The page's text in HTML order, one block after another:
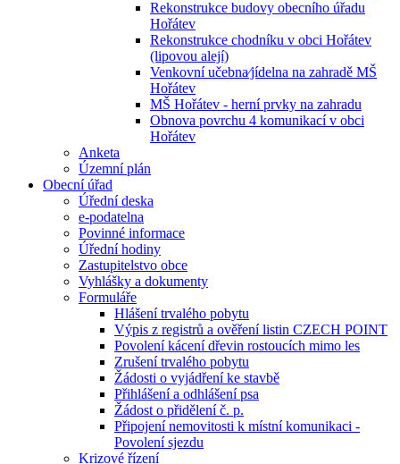
Rekonstrukce budovy obecního úřadu
Hořátev
Rekonstrukce chodníku v obci Hořátev
(lipovou alejí)
Venkovní učebna⁄jídelna na zahradě MŠ
Hořátev
MŠ Hořátev - herní prvky na zahradu
Obnova povrchu 4 komunikací v obci
Hořátev
Anketa
Územní plán
Obecní úřad
Úřední deska
e-podatelna
Povinné informace
Úřední hodiny
Zastupitelstvo obce
Vyhlášky a dokumenty
Formuláře
Hlášení trvalého pobytu
Výpis z registrů a ověření listin CZECH POINT
Povolení kácení dřevin rostoucích mimo les
Zrušení trvalého pobytu
Žádosti o vyjádření ke stavbě
Přihlášení a odhlášení psa
Žádost o přidělení č. p.
Připojení nemovitosti k místní komunikaci -
Povolení sjezdu
Krizové řízení